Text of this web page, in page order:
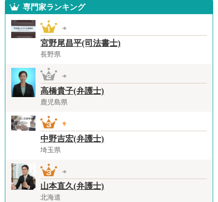
専門家ランキング
宮野尾昌平(司法書士)
長野県
高橋貴子(弁護士)
鹿児島県
中野吉宏(弁護士)
埼玉県
山本直久(弁護士)
北海道